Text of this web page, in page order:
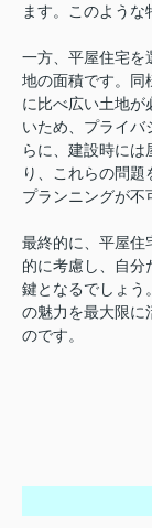
ます。このような
一方、平屋住宅を
地の面積です。同
に比べ広い土地が
いため、プライバ
らに、建設時に
り、これらの問
プランニングが不
最終的に、平屋住
的に考慮し、自分
鍵となるでしょう
の魅力を最大限に
のです。